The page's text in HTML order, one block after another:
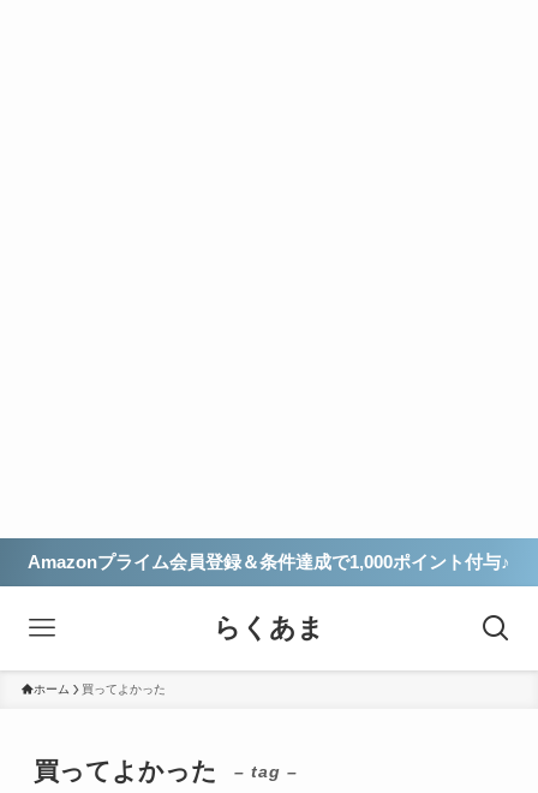
Amazonプライム会員登録＆条件達成で1,000ポイント付与♪
らくあま
ホーム 買ってよかった
買ってよかった – tag –